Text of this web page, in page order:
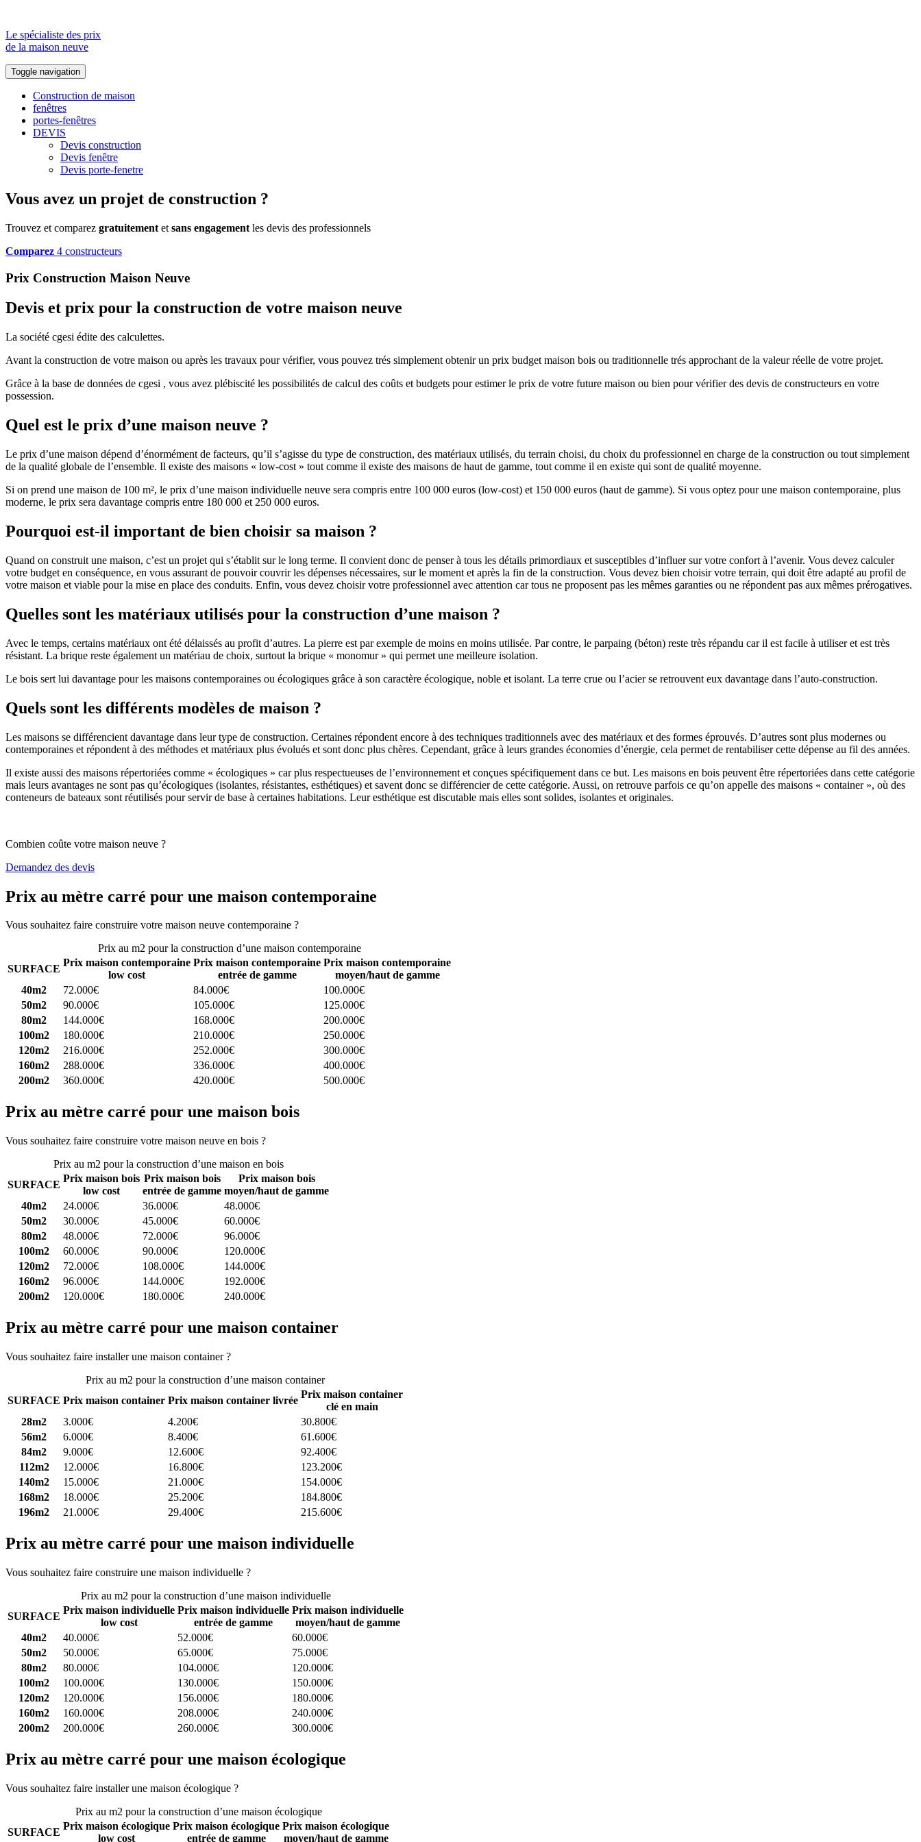
Le spécialiste des prix
de la maison neuve
Toggle navigation
Construction de maison
fenêtres
portes-fenêtres
DEVIS
Devis construction
Devis fenêtre
Devis porte-fenetre
Vous avez un projet de construction ?
Trouvez et comparez gratuitement et sans engagement les devis des professionnels
Comparez 4 constructeurs
Prix Construction Maison Neuve
Devis et prix pour la construction de votre maison neuve
La société cgesi édite des calculettes.
Avant la construction de votre maison ou après les travaux pour vérifier, vous pouvez trés simplement obtenir un prix budget maison bois ou traditionnelle trés approchant de la valeur réelle de votre projet.
Grâce à la base de données de cgesi , vous avez plébiscité les possibilités de calcul des coûts et budgets pour estimer le prix de votre future maison ou bien pour vérifier des devis de constructeurs en votre
possession.
Quel est le prix d’une maison neuve ?
Le prix d’une maison dépend d’énormément de facteurs, qu’il s’agisse du type de construction, des matériaux utilisés, du terrain choisi, du choix du professionnel en charge de la construction ou tout simplement
de la qualité globale de l’ensemble. Il existe des maisons « low-cost » tout comme il existe des maisons de haut de gamme, tout comme il en existe qui sont de qualité moyenne.
Si on prend une maison de 100 m², le prix d’une maison individuelle neuve sera compris entre 100 000 euros (low-cost) et 150 000 euros (haut de gamme). Si vous optez pour une maison contemporaine, plus
moderne, le prix sera davantage compris entre 180 000 et 250 000 euros.
Pourquoi est-il important de bien choisir sa maison ?
Quand on construit une maison, c’est un projet qui s’établit sur le long terme. Il convient donc de penser à tous les détails primordiaux et susceptibles d’influer sur votre confort à l’avenir. Vous devez calculer
votre budget en conséquence, en vous assurant de pouvoir couvrir les dépenses nécessaires, sur le moment et après la fin de la construction. Vous devez bien choisir votre terrain, qui doit être adapté au profil de
votre maison et viable pour la mise en place des conduits. Enfin, vous devez choisir votre professionnel avec attention car tous ne proposent pas les mêmes garanties ou ne répondent pas aux mêmes prérogatives.
Quelles sont les matériaux utilisés pour la construction d’une maison ?
Avec le temps, certains matériaux ont été délaissés au profit d’autres. La pierre est par exemple de moins en moins utilisée. Par contre, le parpaing (béton) reste très répandu car il est facile à utiliser et est très
résistant. La brique reste également un matériau de choix, surtout la brique « monomur » qui permet une meilleure isolation.
Le bois sert lui davantage pour les maisons contemporaines ou écologiques grâce à son caractère écologique, noble et isolant. La terre crue ou l’acier se retrouvent eux davantage dans l’auto-construction.
Quels sont les différents modèles de maison ?
Les maisons se différencient davantage dans leur type de construction. Certaines répondent encore à des techniques traditionnels avec des matériaux et des formes éprouvés. D’autres sont plus modernes ou
contemporaines et répondent à des méthodes et matériaux plus évolués et sont donc plus chères. Cependant, grâce à leurs grandes économies d’énergie, cela permet de rentabiliser cette dépense au fil des années.
Il existe aussi des maisons répertoriées comme « écologiques » car plus respectueuses de l’environnement et conçues spécifiquement dans ce but. Les maisons en bois peuvent être répertoriées dans cette catégorie
mais leurs avantages ne sont pas qu’écologiques (isolantes, résistantes, esthétiques) et savent donc se différencier de cette catégorie. Aussi, on retrouve parfois ce qu’on appelle des maisons « container », où des
conteneurs de bateaux sont réutilisés pour servir de base à certaines habitations. Leur esthétique est discutable mais elles sont solides, isolantes et originales.
Combien coûte votre maison neuve ?
Demandez des devis
Prix au mètre carré pour une maison contemporaine
Vous souhaitez faire construire votre maison neuve contemporaine ?
Prix au m2 pour la construction d’une maison contemporaine
SURFACE
Prix maison contemporaine
low cost
Prix maison contemporaine
entrée de gamme
Prix maison contemporaine
moyen/haut de gamme
40m2
72.000€ 84.000€
100.000€
50m2
90.000€ 105.000€
125.000€
80m2
144.000€ 168.000€
200.000€
100m2
180.000€ 210.000€
250.000€
120m2
216.000€ 252.000€
300.000€
160m2
288.000€ 336.000€
400.000€
200m2
360.000€ 420.000€ 500.000€
Prix au mètre carré pour une maison bois
Vous souhaitez faire construire votre maison neuve en bois ?
Prix au m2 pour la construction d’une maison en bois
SURFACE
Prix maison bois
low cost
Prix maison bois
entrée de gamme
Prix maison bois
moyen/haut de gamme
40m2
24.000€ 36.000€
48.000€
50m2
30.000€ 45.000€
60.000€
80m2
48.000€ 72.000€
96.000€
100m2
60.000€ 90.000€
120.000€
120m2
72.000€ 108.000€
144.000€
160m2
96.000€ 144.000€
192.000€
200m2
120.000€ 180.000€ 240.000€
Prix au mètre carré pour une maison container
Vous souhaitez faire installer une maison container ?
Prix au m2 pour la construction d’une maison container
SURFACE Prix maison container Prix maison container livrée
Prix maison container
clé en main
28m2
3.000€ 4.200€
30.800€
56m2
6.000€ 8.400€
61.600€
84m2
9.000€ 12.600€
92.400€
112m2
12.000€ 16.800€
123.200€
140m2
15.000€ 21.000€
154.000€
168m2
18.000€ 25.200€
184.800€
196m2
21.000€ 29.400€ 215.600€
Prix au mètre carré pour une maison individuelle
Vous souhaitez faire construire une maison individuelle ?
Prix au m2 pour la construction d’une maison individuelle
SURFACE
Prix maison individuelle
low cost
Prix maison individuelle
entrée de gamme
Prix maison individuelle
moyen/haut de gamme
40m2
40.000€ 52.000€
60.000€
50m2
50.000€ 65.000€
75.000€
80m2
80.000€ 104.000€
120.000€
100m2
100.000€ 130.000€
150.000€
120m2
120.000€ 156.000€
180.000€
160m2
160.000€ 208.000€
240.000€
200m2
200.000€ 260.000€ 300.000€
Prix au mètre carré pour une maison écologique
Vous souhaitez faire installer une maison écologique ?
Prix au m2 pour la construction d’une maison écologique
SURFACE
Prix maison écologique
low cost
Prix maison écologique
entrée de gamme
Prix maison écologique
moyen/haut de gamme